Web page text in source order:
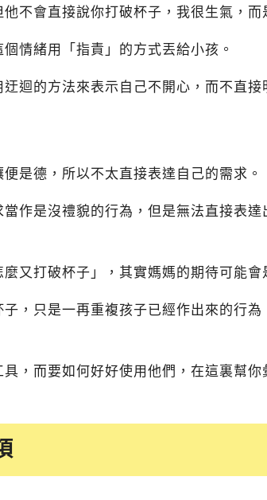
不會直接說你打破杯子，我很生氣，
情緒用「指責」的方式丟給小孩。
迴的方法來表示自己不開心，而不直接
是德，所以不太直接表達自己的需求。
作是沒禮貌的行為，但是無法直接表
又打破杯子」，其實媽媽的期待可能會
，只是一再重複孩子已經作出來的行
，而要如何好好使用他們，在這裏幫你